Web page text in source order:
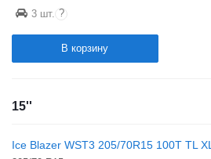
3 шт. ?
В корзину
15''
Ice Blazer WST3 205/70R15 100T TL XL